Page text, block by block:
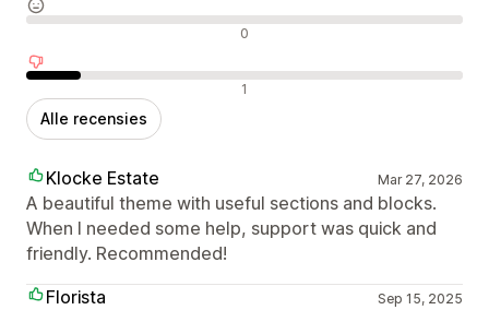
0
1
Alle recensies
Klocke Estate Mar 27, 2026
A beautiful theme with useful sections and blocks.
When I needed some help, support was quick and
friendly. Recommended!
Florista
Sep 15, 2025